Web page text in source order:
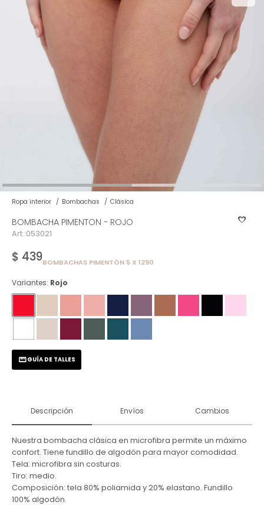
Ropa interior Bombachas Clásica
BOMBACHA PIMENTON - ROJO
053021
$ 439BOMBACHAS PIMENTÓN 5 X 1290
Variantes: Rojo
GUÍA DE TALLES
Descripción Envíos Cambios
Nuestra bombacha clásica en microfibra permite un máximo
confort. Tiene fundillo de algodón para mayor comodidad.
Tela: microfibra sin costuras.
Tiro: medio.
Composición: tela 80% poliamida y 20% elastano. Fundillo
100% algodón.
Ver todo
Maternal
Culotteless
Multiforma
Sin Bretel
Remeras
Camisas
Tops Deportivos
Otros
Belleza
Bolsos y Carteras
Violeta
Verde